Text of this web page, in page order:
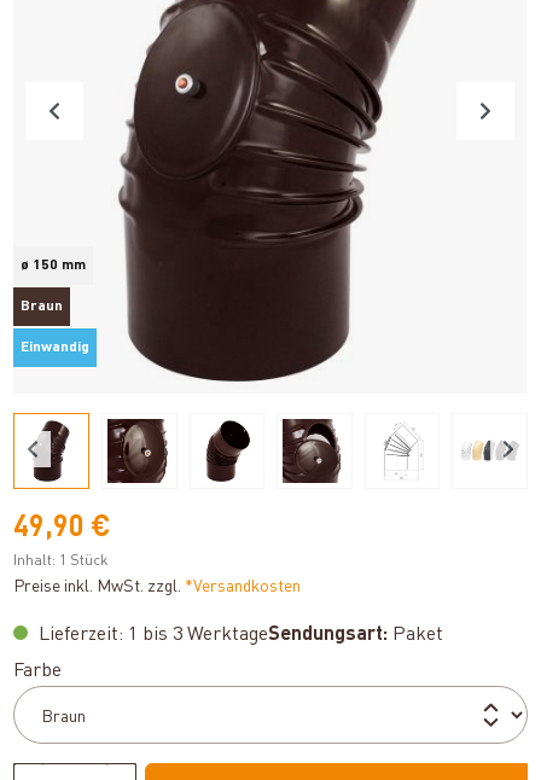
ø 150 mm
Braun
Einwandig
49,90 €
Inhalt: 1 Stück
Preise inkl. MwSt. zzgl. *Versandkosten
Lieferzeit: 1 bis 3 WerktageSendungsart: Paket
Farbe